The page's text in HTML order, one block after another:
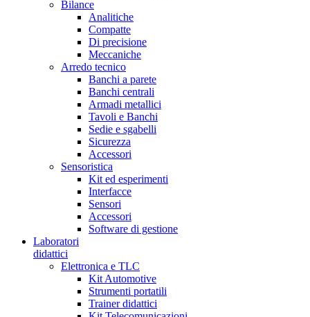
Bilance
Analitiche
Compatte
Di precisione
Meccaniche
Arredo tecnico
Banchi a parete
Banchi centrali
Armadi metallici
Tavoli e Banchi
Sedie e sgabelli
Sicurezza
Accessori
Sensoristica
Kit ed esperimenti
Interfacce
Sensori
Accessori
Software di gestione
Laboratori
didattici
Elettronica e TLC
Kit Automotive
Strumenti portatili
Trainer didattici